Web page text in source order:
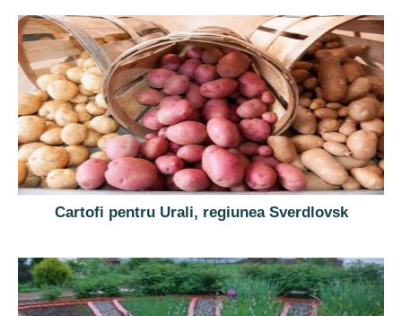
Cartofi pentru Urali, regiunea Sverdlovsk